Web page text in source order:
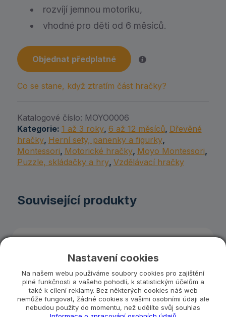
rozvíjí jemnou motoriku,
vhodné pro děti od 6 měsíců.
Objednat předplatné
Co se stane, když ztratím část hračky?
Katalogové číslo: MOYO0006
Kategorie: 1 až 3 roky, 6 až 12 měsíců, Dřevěné
hračky, Herní sety, panenky a figurky,
Montessori, Motorické hračky, Moyo Montessori,
Puzzle, skládačky a hry, Vzdělávací hračky
Související produkty
Nastavení cookies
Na našem webu používáme soubory cookies pro zajištění
plné funkčnosti a vašeho pohodlí, k statistickým účelům a
také k cílení reklamy. Bez některých cookies náš web
nemůže fungovat, žádné cookies s vašimi osobními údaji ale
nebudou použity do momentu, než udělíte svůj souhlas